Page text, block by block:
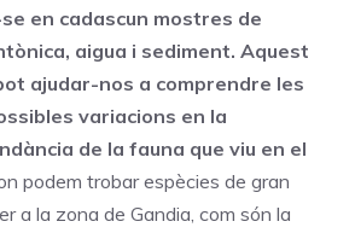
en cadascun mostres de
aigua i sediment. Aquest
ajudar-nos a comprendre les
variacions en la
de la fauna que viu en el
podem trobar espècies de gran
a la zona de Gandia, com són la